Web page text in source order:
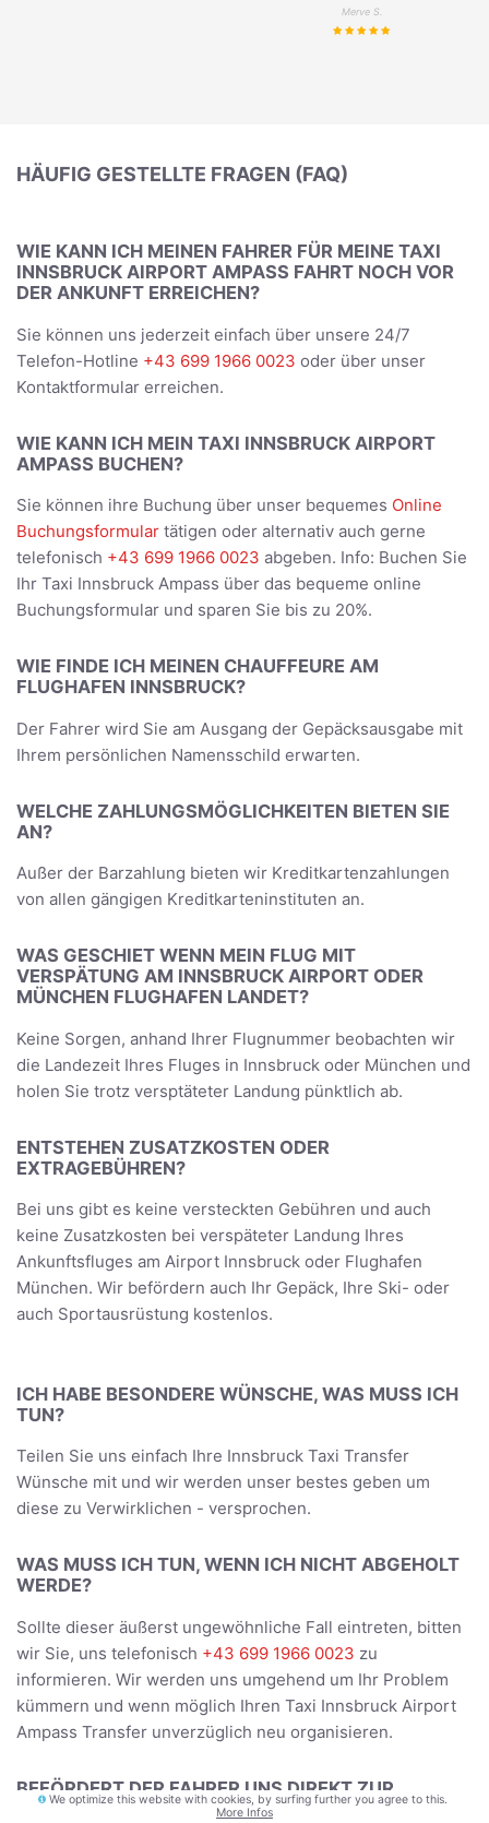
Merve S.
HÄUFIG GESTELLTE FRAGEN (FAQ)
WIE KANN ICH MEINEN FAHRER FÜR MEINE TAXI
INNSBRUCK AIRPORT AMPASS FAHRT NOCH VOR
DER ANKUNFT ERREICHEN?
Sie können uns jederzeit einfach über unsere 24/7
Telefon-Hotline +43 699 1966 0023 oder über unser
Kontaktformular erreichen.
WIE KANN ICH MEIN TAXI INNSBRUCK AIRPORT
AMPASS BUCHEN?
Sie können ihre Buchung über unser bequemes Online
Buchungsformular tätigen oder alternativ auch gerne
telefonisch +43 699 1966 0023 abgeben. Info: Buchen Sie
Ihr Taxi Innsbruck Ampass über das bequeme online
Buchungsformular und sparen Sie bis zu 20%.
WIE FINDE ICH MEINEN CHAUFFEURE AM
FLUGHAFEN INNSBRUCK?
Der Fahrer wird Sie am Ausgang der Gepäcksausgabe mit
Ihrem persönlichen Namensschild erwarten.
WELCHE ZAHLUNGSMÖGLICHKEITEN BIETEN SIE
AN?
Außer der Barzahlung bieten wir Kreditkartenzahlungen
von allen gängigen Kreditkarteninstituten an.
WAS GESCHIET WENN MEIN FLUG MIT
VERSPÄTUNG AM INNSBRUCK AIRPORT ODER
MÜNCHEN FLUGHAFEN LANDET?
Keine Sorgen, anhand Ihrer Flugnummer beobachten wir
die Landezeit Ihres Fluges in Innsbruck oder München und
holen Sie trotz versptäteter Landung pünktlich ab.
ENTSTEHEN ZUSATZKOSTEN ODER
EXTRAGEBÜHREN?
Bei uns gibt es keine versteckten Gebühren und auch
keine Zusatzkosten bei verspäteter Landung Ihres
Ankunftsfluges am Airport Innsbruck oder Flughafen
München. Wir befördern auch Ihr Gepäck, Ihre Ski- oder
auch Sportausrüstung kostenlos.
ICH HABE BESONDERE WÜNSCHE, WAS MUSS ICH
TUN?
Teilen Sie uns einfach Ihre Innsbruck Taxi Transfer
Wünsche mit und wir werden unser bestes geben um
diese zu Verwirklichen - versprochen.
WAS MUSS ICH TUN, WENN ICH NICHT ABGEHOLT
WERDE?
Sollte dieser äußerst ungewöhnliche Fall eintreten, bitten
wir Sie, uns telefonisch +43 699 1966 0023 zu
informieren. Wir werden uns umgehend um Ihr Problem
kümmern und wenn möglich Ihren Taxi Innsbruck Airport
Ampass Transfer unverzüglich neu organisieren.
BEFÖRDERT DER FAHRER UNS DIREKT ZUR
UNTERKUNFT?
We optimize this website with cookies, by surfing further you agree to this.
More Infos